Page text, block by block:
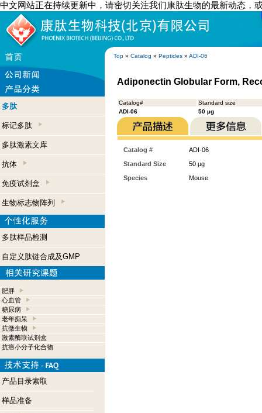
中文网站正在持续更新中，请密切关注我们康肽生物的最新动态，
Top » Catalog » Peptides » ADI-06
多肽
标记多肽
多肽激素文库
抗体
免疫试剂盒
生物标志物阵列
多肽样品检测
自定义肽链合成及GMP
肥胖
心血管
糖尿病
老年痴呆
抗微生物
激素酶联试剂盒
抗癌小分子化合物
产品目录索取
样品准备
Adiponectin Globular Form,
Catalog#
Standard size
ADI-06
50 µg
Catalog #
ADI-06
Standard Size
50 µg
Species
Mouse